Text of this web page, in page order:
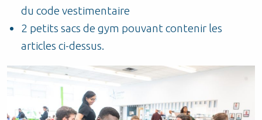
du code vestimentaire
2 petits sacs de gym pouvant contenir les
articles ci-dessus.